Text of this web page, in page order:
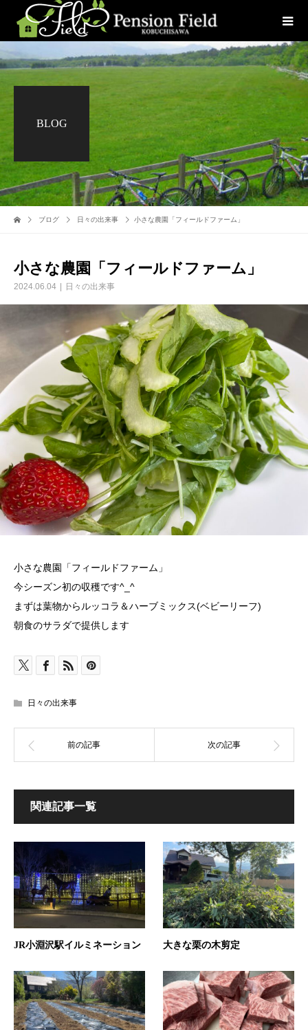
BLOG
ブログ 日々の出来事 小さな農園「フィールドファーム」
小さな農園「フィールドファーム」
2024.06.04 日々の出来事
小さな農園「フィールドファーム」
今シーズン初の収穫です^_^
まずは葉物からルッコラ＆ハーブミックス(ベビーリーフ)
朝食のサラダで提供します
日々の出来事
関連記事一覧
JR小淵沢駅イルミネーション 大きな栗の木剪定